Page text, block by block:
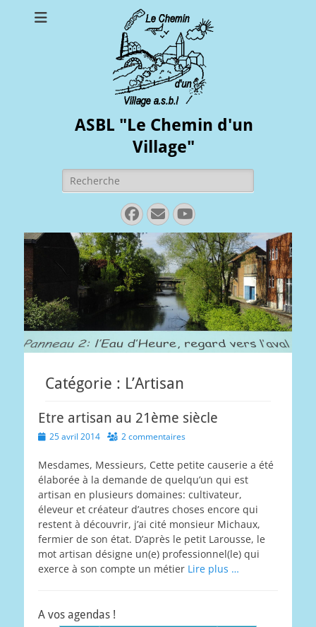
ASBL "Le Chemin d'un
Village"
Rechercher :
Facebook
E-
mail
YouTube
Catégorie : L’Artisan
Etre artisan au 21ème siècle
Posted
25 avril 2014 2 commentaires
Mesdames, Messieurs, Cette petite causerie a été
élaborée à la demande de quelqu’un qui est
artisan en plusieurs domaines: cultivateur,
éleveur et créateur d’autres choses encore qui
restent à découvrir, j’ai cité monsieur Michaux,
fermier de son état. D’après le petit Larousse, le
mot artisan désigne un(e) professionnel(le) qui
exerce à son compte un métier Lire plus …
A vos agendas !